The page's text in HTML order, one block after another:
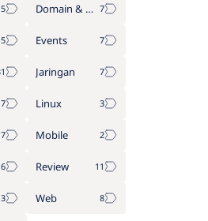
Domain & Hosting
Events
Jaringan
Linux
Mobile
Review
Web